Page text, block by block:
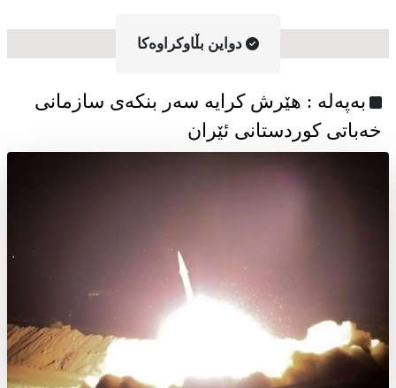
دواین بڵاوکراوه‌کا
به‌په‌له‌ : هێرش کرایە سەر بنکەی سازمانی
خەباتی کوردستانی ئێران